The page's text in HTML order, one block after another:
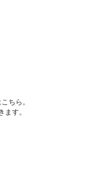
ちら。
ます。